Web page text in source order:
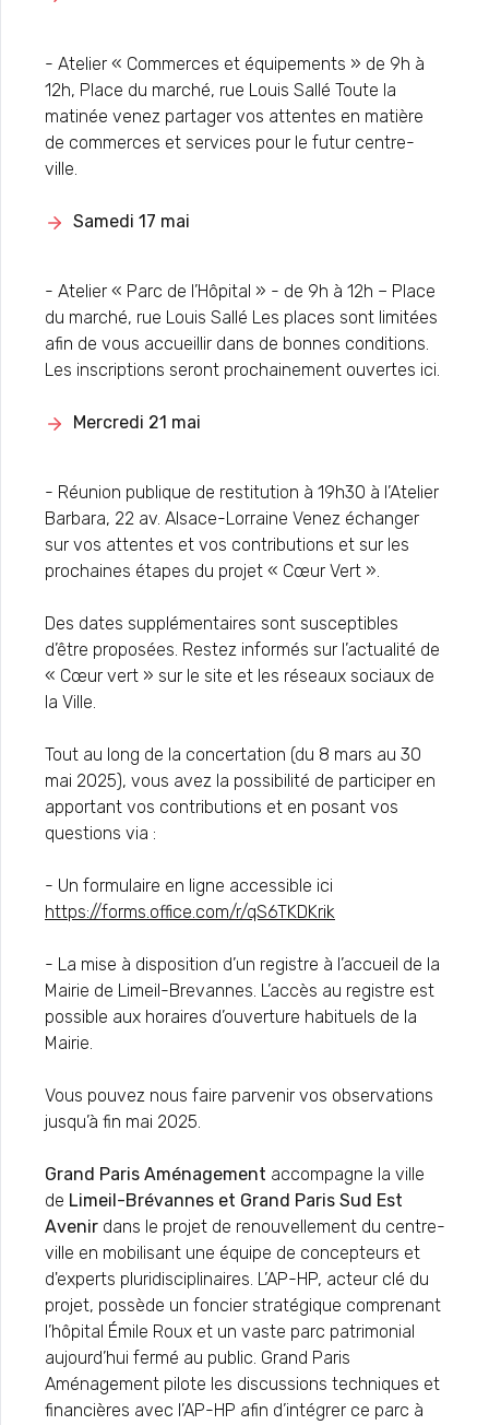
- Atelier « Commerces et équipements » de 9h à
12h, Place du marché, rue Louis Sallé Toute la
matinée venez partager vos attentes en matière
de commerces et services pour le futur centre-
ville.
Samedi 17 mai
- Atelier « Parc de l’Hôpital » - de 9h à 12h – Place
du marché, rue Louis Sallé Les places sont limitées
afin de vous accueillir dans de bonnes conditions.
Les inscriptions seront prochainement ouvertes ici.
Mercredi 21 mai
- Réunion publique de restitution à 19h30 à l’Atelier
Barbara, 22 av. Alsace-Lorraine Venez échanger
sur vos attentes et vos contributions et sur les
prochaines étapes du projet « Cœur Vert ».
Des dates supplémentaires sont susceptibles
d’être proposées. Restez informés sur l’actualité de
« Cœur vert » sur le site et les réseaux sociaux de
la Ville.
Tout au long de la concertation (du 8 mars au 30
mai 2025), vous avez la possibilité de participer en
apportant vos contributions et en posant vos
questions via :
- Un formulaire en ligne accessible ici
https://forms.office.com/r/qS6TKDKrik
- La mise à disposition d’un registre à l’accueil de la
Mairie de Limeil-Brevannes. L’accès au registre est
possible aux horaires d’ouverture habituels de la
Mairie.
Vous pouvez nous faire parvenir vos observations
jusqu’à fin mai 2025.
Grand Paris Aménagement accompagne la ville
de Limeil-Brévannes et Grand Paris Sud Est
Avenir dans le projet de renouvellement du centre-
ville en mobilisant une équipe de concepteurs et
d'experts pluridisciplinaires. L’AP-HP, acteur clé du
projet, possède un foncier stratégique comprenant
l’hôpital Émile Roux et un vaste parc patrimonial
aujourd’hui fermé au public. Grand Paris
Aménagement pilote les discussions techniques et
financières avec l’AP-HP afin d’intégrer ce parc à